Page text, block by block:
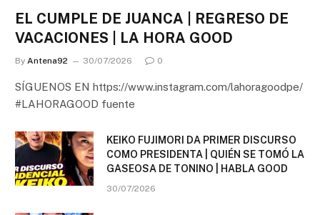
EL CUMPLE DE JUANCA | REGRESO DE
VACACIONES | LA HORA GOOD
By Antena92 30/07/2026 0
SÍGUENOS EN https://www.instagram.com/lahoragoodpe/
#LAHORAGOOD fuente
KEIKO FUJIMORI DA PRIMER DISCURSO
COMO PRESIDENTA | QUIÉN SE TOMÓ LA
GASEOSA DE TONINO | HABLA GOOD
30/07/2026